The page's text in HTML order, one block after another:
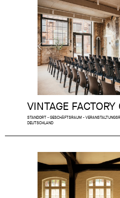
VINTAGE FACTORY
STANDORT - GESCHÄFTSRAUM -
DEUTSCHLAND